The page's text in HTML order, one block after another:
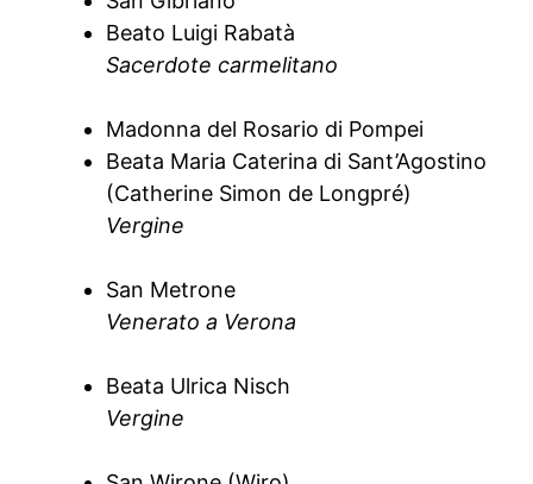
Beato Luigi Rabatà
Sacerdote carmelitano
Madonna del Rosario di Pompei
Beata Maria Caterina di Sant’Agostino
(Catherine Simon de Longpré)
Vergine
San Metrone
Venerato a Verona
Beata Ulrica Nisch
Vergine